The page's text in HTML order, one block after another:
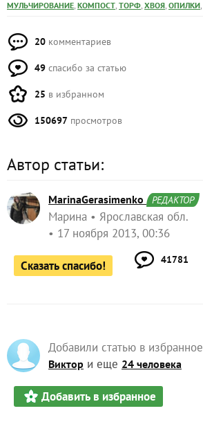
МУЛЬЧИРОВАНИЕ, КОМПОСТ, ТОРФ, ХВОЯ, ОПИЛКИ,
20 комментариев
49 спасибо за статью
25 в избранном
150697 просмотров
Автор статьи:
MarinaGerasimenko РЕДАКТОР
Марина
Ярославская обл.
17 ноября 2013, 00:36
Сказать спасибо! 41781
Добавили статью в избранное
Виктор и еще 24 человека
Добавить в избранное